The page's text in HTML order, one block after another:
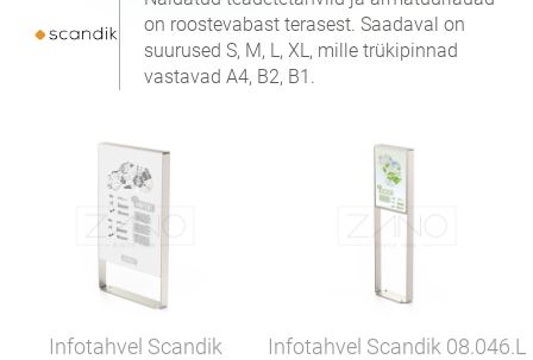
on roostevabast terasest. Saadaval on
suurused S, M, L, XL, mille trükipinnad
vastavad A4, B2, B1.
Infotahvel Scandik
Infotahvel Scandik 08.046.L